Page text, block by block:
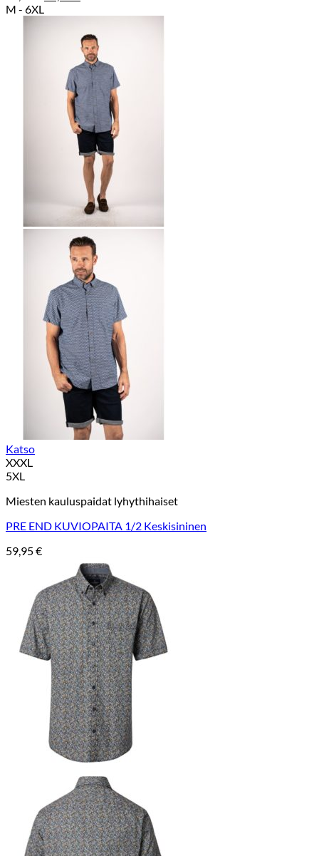
44,95 €.39,00 €.
M - 6XL
Katso
XXXL
5XL
Miesten kauluspaidat lyhythihaiset
PRE END KUVIOPAITA 1/2 Keskisininen
59,95€